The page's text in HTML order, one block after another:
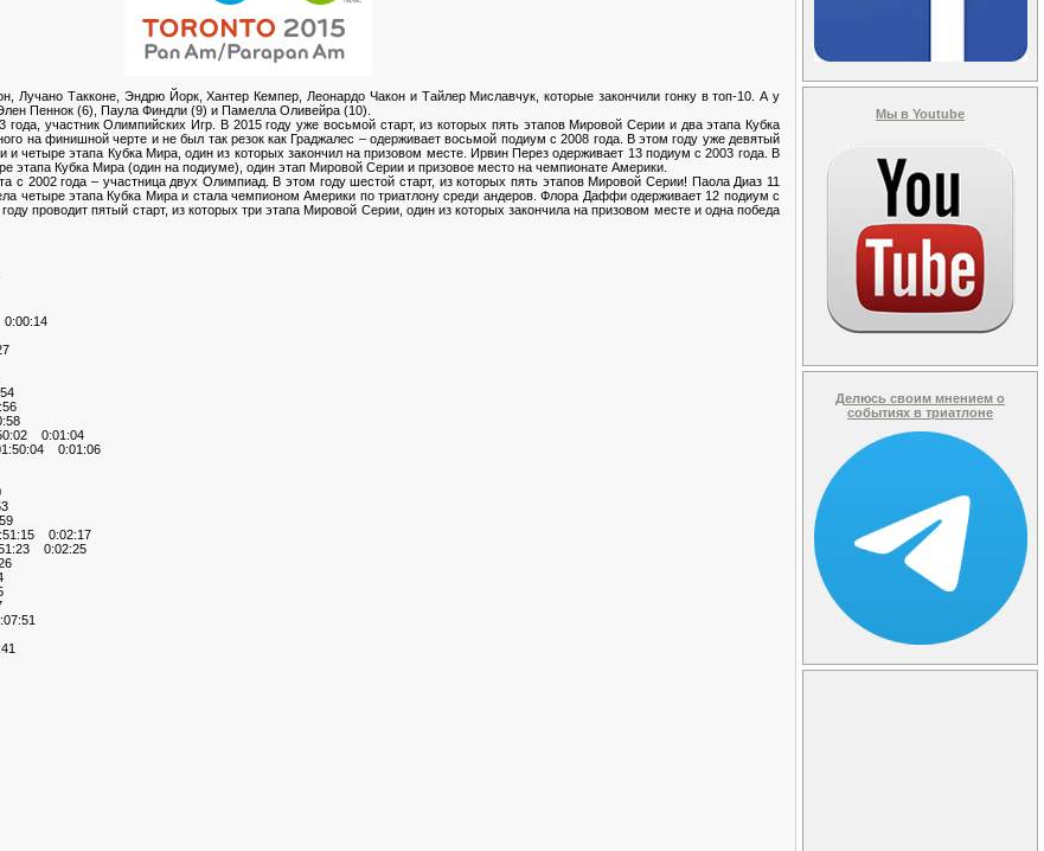
Лучано Такконе, Эндрю Йорк, Хантер Кемпер, Леонардо Чакон и Тайлер Миславчук, которые закончили гонку в топ-10. А у
Пеннок (6), Паула Финдли (9) и Памелла Оливейра (10).
участник Олимпийских Игр. В 2015 году уже восьмой старт, из которых пять этапов Мировой Серии и два этапа Кубка
на финишной черте и не был так резок как Граджалес – одерживает восьмой подиум с 2008 года. В этом году уже девятый
и четыре этапа Кубка Мира, один из которых закончил на призовом месте. Ирвин Перез одерживает 13 подиум с 2003 года. В
этапа Кубка Мира (один на подиуме), один этап Мировой Серии и призовое место на чемпионате Америки.
с 2002 года – участница двух Олимпиад. В этом году шестой старт, из которых пять этапов Мировой Серии! Паола Диаз 11
четыре этапа Кубка Мира и стала чемпионом Америки по триатлону среди андеров. Флора Даффи одерживает 12 подиум с
проводит пятый старт, из которых три этапа Мировой Серии, один из которых закончила на призовом месте и одна победа
0:01:04
0:01:06
0:02:17
0:02:25
Мы в Youtube
Делюсь своим мнением о
событиях в триатлоне